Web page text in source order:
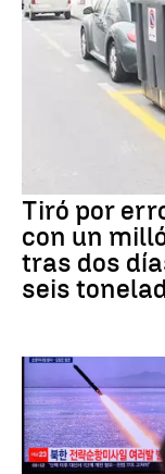
Tiró por
con un
tras dos
seis